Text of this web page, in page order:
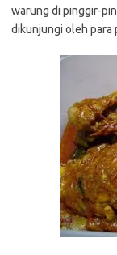
warung di pinggir-
dikunjungi oleh para